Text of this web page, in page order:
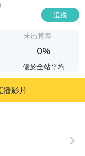
追蹤
未出貨率
0%
優於全站平均
播影片